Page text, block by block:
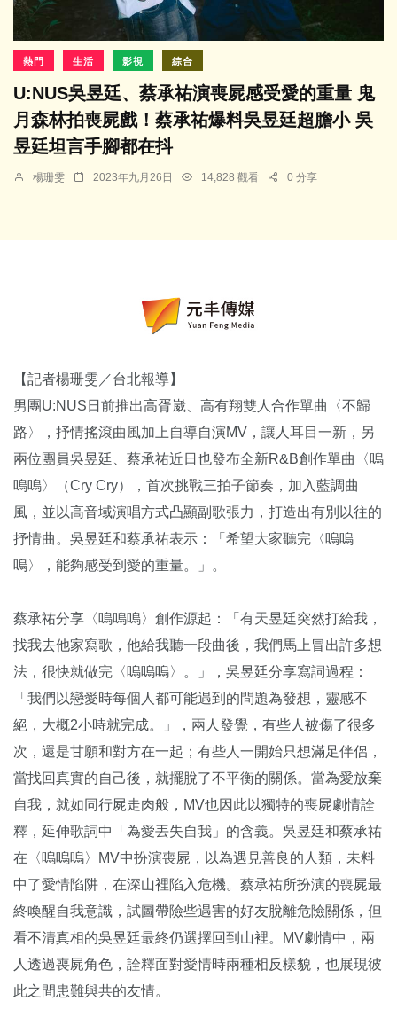
熱門 生活 影視 綜合
U:NUS吳昱廷、蔡承祐演喪屍感受愛的重量 鬼
月森林拍喪屍戲！蔡承祐爆料吳昱廷超膽小 吳
昱廷坦言手腳都在抖
楊珊雯 2023年九月26日 14,828 觀看 0 分享
【記者楊珊雯／台北報導】
男團U:NUS日前推出高胥崴、高有翔雙人合作單曲〈不歸
路〉，抒情搖滾曲風加上自導自演MV，讓人耳目一新，另
兩位團員吳昱廷、蔡承祐近日也發布全新R&B創作單曲〈嗚
嗚嗚〉（Cry Cry），首次挑戰三拍子節奏，加入藍調曲
風，並以高音域演唱方式凸顯副歌張力，打造出有別以往的
抒情曲。吳昱廷和蔡承祐表示：「希望大家聽完〈嗚嗚
嗚〉，能夠感受到愛的重量。」。
蔡承祐分享〈嗚嗚嗚〉創作源起：「有天昱廷突然打給我，
找我去他家寫歌，他給我聽一段曲後，我們馬上冒出許多想
法，很快就做完〈嗚嗚嗚〉。」，吳昱廷分享寫詞過程：
「我們以戀愛時每個人都可能遇到的問題為發想，靈感不
絕，大概2小時就完成。」，兩人發覺，有些人被傷了很多
次，還是甘願和對方在一起；有些人一開始只想滿足伴侶，
當找回真實的自己後，就擺脫了不平衡的關係。當為愛放棄
自我，就如同行屍走肉般，MV也因此以獨特的喪屍劇情詮
釋，延伸歌詞中「為愛丟失自我」的含義。吳昱廷和蔡承祐
在〈嗚嗚嗚〉MV中扮演喪屍，以為遇見善良的人類，未料
中了愛情陷阱，在深山裡陷入危機。蔡承祐所扮演的喪屍最
終喚醒自我意識，試圖帶險些遇害的好友脫離危險關係，但
看不清真相的吳昱廷最終仍選擇回到山裡。MV劇情中，兩
人透過喪屍角色，詮釋面對愛情時兩種相反樣貌，也展現彼
此之間患難與共的友情。